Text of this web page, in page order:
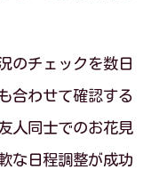
のチェックを数日
合わせて確認する
人同士でのお花見
な日程調整が成功